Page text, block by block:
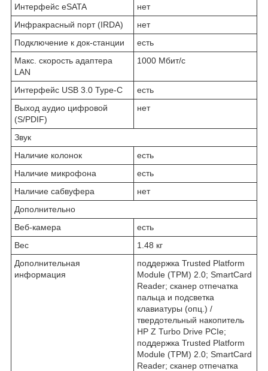
Интерфейс eSATA
нет
Инфракрасный порт (IRDA)
нет
Подключение к док-станции
есть
Макс. скорость адаптера
LAN
1000 Мбит/с
Интерфейс USB 3.0 Type-C
есть
Выход аудио цифровой
(S/PDIF)
нет
Звук
Наличие колонок
есть
Наличие микрофона
есть
Наличие сабвуфера
нет
Дополнительно
Веб-камера
есть
Вес
1.48 кг
Дополнительная
информация
поддержка Trusted Platform
Module (TPM) 2.0; SmartCard
Reader; cканер отпечатка
пальца и подсветка
клавиатуры (опц.) /
твердотельный накопитель
HP Z Turbo Drive PCIe;
поддержка Trusted Platform
Module (TPM) 2.0; SmartCard
Reader; сканер отпечатка